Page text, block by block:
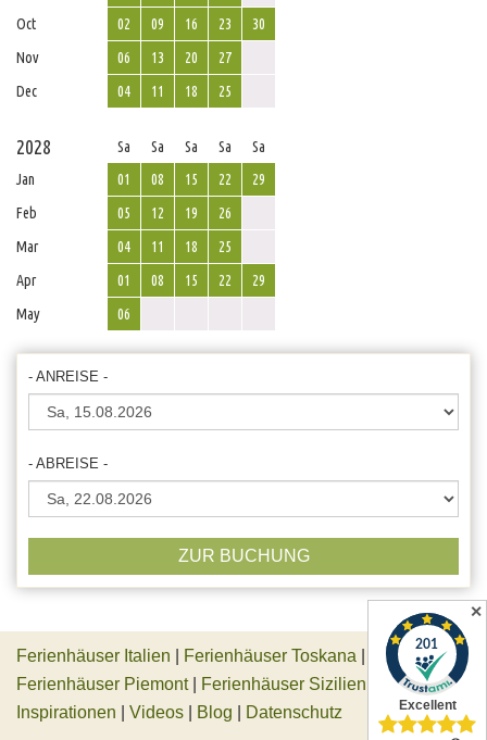
Oct
02 09 16 23
30
Nov
06 13 20
27
Dec
04 11 18 25
2028 Sa Sa Sa Sa
Sa
Jan
01 08 15 22
29
Feb
05 12 19
26
Mar
04 11 18
25
Apr
01 08 15 22
29
May
06
- ANREISE -
- ABREISE -
ZUR BUCHUNG
Ferienhäuser Italien Ferienhäuser Toskana
Ferienhäuser Piemont| Ferienhäuser Sizilien
Inspirationen
Videos Blog Datenschutz
✕